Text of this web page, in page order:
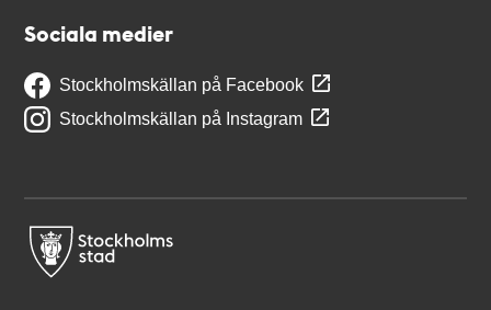
Sociala medier
Stockholmskällan på Facebook
Stockholmskällan på Instagram